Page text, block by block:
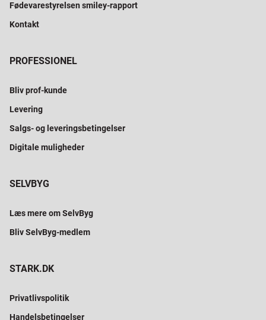
Fødevarestyrelsen smiley-rapport
Kontakt
PROFESSIONEL
Bliv prof-kunde
Levering
Salgs- og leveringsbetingelser
Digitale muligheder
SELVBYG
Læs mere om SelvByg
Bliv SelvByg-medlem
STARK.DK
Privatlivspolitik
Handelsbetingelser